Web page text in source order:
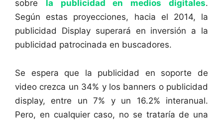
sobre la publicidad en medios digitales.
Según estas proyecciones, hacia el 2014, la
publicidad Display superará en inversión a la
publicidad patrocinada en buscadores.
Se espera que la publicidad en soporte de
video crezca un 34% y los banners o publicidad
display, entre un 7% y un 16.2% interanual.
Pero, en cualquier caso, no se trataría de una